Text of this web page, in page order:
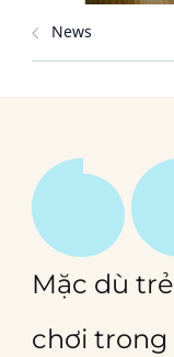
News
Mặc dù
chơi trong